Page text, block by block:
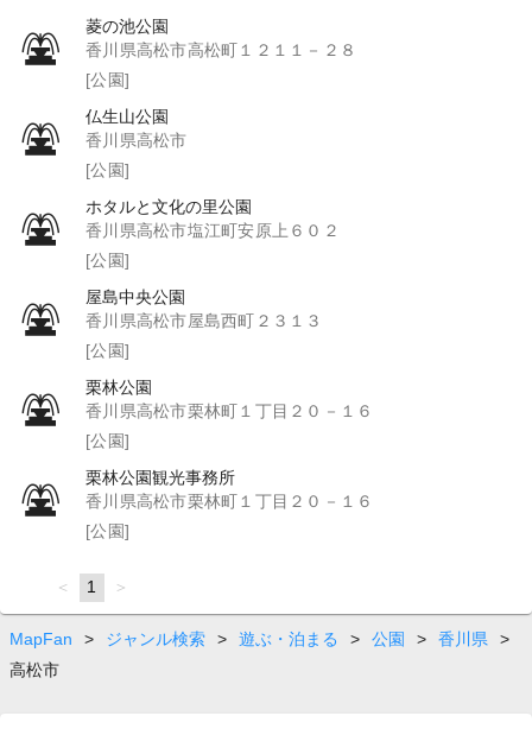
菱の池公園
香川県高松市高松町１２１１－２８
[公園]
仏生山公園
香川県高松市
[公園]
ホタルと文化の里公園
香川県高松市塩江町安原上６０２
[公園]
屋島中央公園
香川県高松市屋島西町２３１３
[公園]
栗林公園
香川県高松市栗林町１丁目２０－１６
[公園]
栗林公園観光事務所
香川県高松市栗林町１丁目２０－１６
[公園]
page
You're
on
page
1 page
MapFan > ジャンル検索 > 遊ぶ・泊まる > 公園 > 香川県
>
高松市